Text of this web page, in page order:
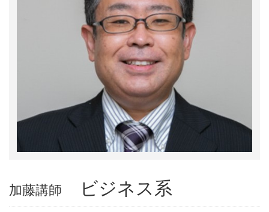
加藤講師 ビジネス系